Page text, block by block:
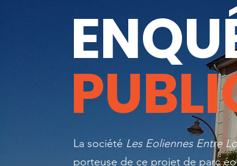
La société Les Eoliennes Entre
porteuse de ce projet de parc